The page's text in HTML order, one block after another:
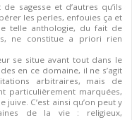
sagesse et d’autres qu’ils
les perles, enfouies ça et
telle anthologie, du fait de
ne constitue a priori rien
se situe avant tout dans le
en ce domaine, il ne s’agit
arbitraires, mais de
particulièrement marquées,
C’est ainsi qu’on peut y
de la vie : religieux,